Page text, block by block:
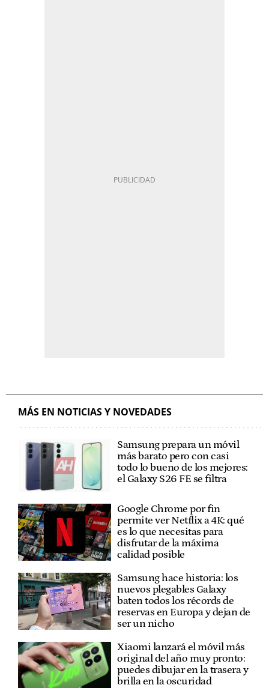
MÁS EN NOTICIAS Y NOVEDADES
Samsung prepara un móvil
más barato pero con casi
todo lo bueno de los mejores:
el Galaxy S26 FE se filtra
Google Chrome por fin
permite ver Netflix a 4K: qué
es lo que necesitas para
disfrutar de la máxima
calidad posible
Samsung hace historia: los
nuevos plegables Galaxy
baten todos los récords de
reservas en Europa y dejan de
ser un nicho
Xiaomi lanzará el móvil más
original del año muy pronto:
puedes dibujar en la trasera y
brilla en la oscuridad